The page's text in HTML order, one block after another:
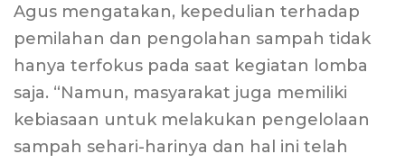
Agus mengatakan, kepedulian terhadap
pemilahan dan pengolahan sampah tidak
hanya terfokus pada saat kegiatan lomba
saja. “Namun, masyarakat juga memiliki
kebiasaan untuk melakukan pengelolaan
sampah sehari-harinya dan hal ini telah